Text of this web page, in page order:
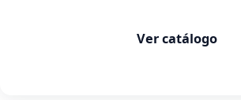
Ver catálogo